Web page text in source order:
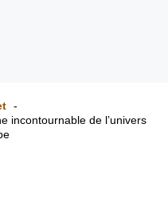
incontournable de l’univers